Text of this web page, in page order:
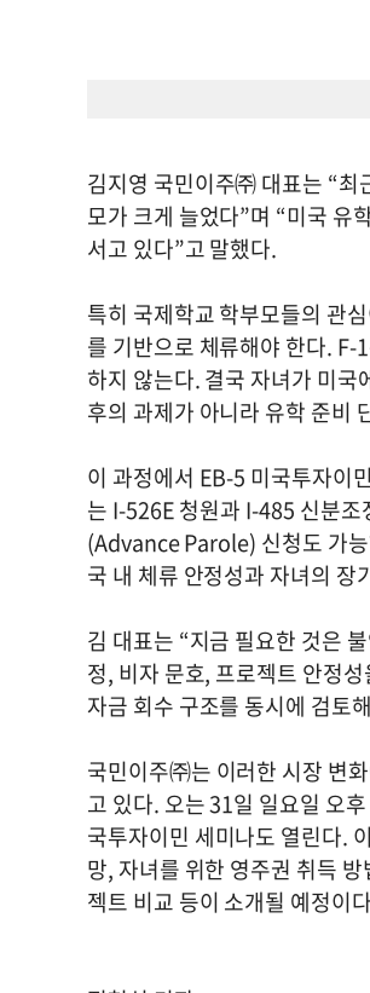
김지영 국민이주㈜ 대표는 “
모가 크게 늘었다”며 “미국 유
서고 있다”고 말했다.
특히 국제학교 학부모들의 관
를 기반으로 체류해야 한다. F-
하지 않는다. 결국 자녀가 미
후의 과제가 아니라 유학 준비
이 과정에서 EB-5 미국투자이
는 I-526E 청원과 I-485 신분
(Advance Parole) 신청도 가
국 내 체류 안정성과 자녀의
김 대표는 “지금 필요한 것은
정, 비자 문호, 프로젝트 안정
자금 회수 구조를 동시에 검토
국민이주㈜는 이러한 시장 변
고 있다. 오는 31일 일요일 오
국투자이민 세미나도 열린다.
망, 자녀를 위한 영주권 취득
젝트 비교 등이 소개될 예정이